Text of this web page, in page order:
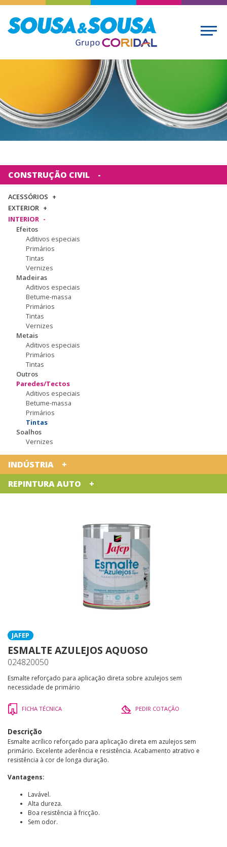
CONSTRUÇÃO CIVIL
ACESSÓRIOS
EXTERIOR
INTERIOR
Efeitos
Aditivos especiais
Primários
Tintas
Vernizes
Madeiras
Aditivos especiais
Betume-massa
Primários
Tintas
Vernizes
Metais
Aditivos especiais
Primários
Tintas
Outros
Paredes/Tectos
Aditivos especiais
Betume-massa
Primários
Tintas
Soalhos
Vernizes
INDÚSTRIA
REPINTURA AUTO
JAFEP
ESMALTE AZULEJOS AQUOSO
024820050
Esmalte reforçado para aplicação direta sobre azulejos sem
necessidade de primário
FICHA TÉCNICA PEDIR COTAÇÃO
Descrição
Esmalte acrílico reforçado para aplicação direta em azulejos sem
primário. Excelente aderência e resistência. Acabamento atrativo e
resistência à cor de longa duração.
Vantagens:
Lavável.
Alta dureza.
Boa resistência à fricção.
Sem odor.